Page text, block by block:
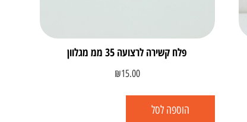
פלח קשירה לרצועה 35 ממ מגלוון
₪15.00
הוספה לסל